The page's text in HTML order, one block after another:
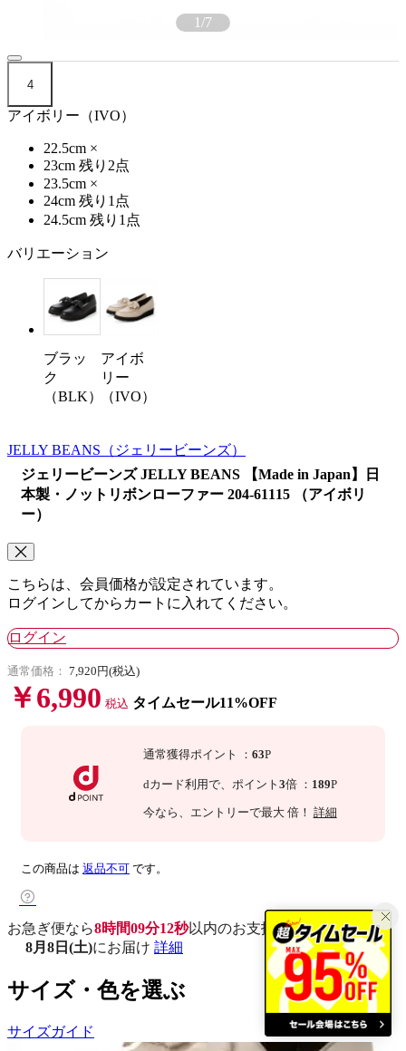
1/7
4
アイボリー（IVO）
22.5cm ×
23cm 残り2点
23.5cm ×
24cm 残り1点
24.5cm 残り1点
バリエーション
ブラッ
ク
（BLK）
アイボ
リー
（IVO）
JELLY BEANS （ジェリービーンズ）
ジェリービーンズ JELLY BEANS 【Made in Japan】日
本製・ノットリボンローファー 204-61115 （アイボリ
ー）
こちらは、会員価格が設定されています。
ログインしてからカートに入れてください。
ログイン
通常価格： 7,920円(税込)
￥6,990 税込 タイムセール11%OFF
通常獲得ポイント ： 63P
dカード利用で、 ポイント 3倍 ： 189P
今なら 、エントリーで最大 倍！ 詳細
この商品は 返品不可 です。
お急ぎ便なら8時間09分11秒以内のお支払いで
8月8日(土)にお届け 詳細
サイズ・色を選ぶ
サイズガイド